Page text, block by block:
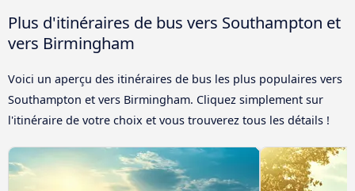
Plus d'itinéraires de bus vers Southampton et
vers Birmingham
Voici un aperçu des itinéraires de bus les plus populaires vers
Southampton et vers Birmingham. Cliquez simplement sur
l'itinéraire de votre choix et vous trouverez tous les détails !